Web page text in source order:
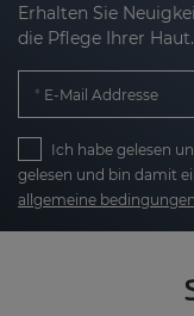
Elastizität
beiträgt.
maßgeblich
Erhalten Sie
die Pflege Ihrer Haut.
E-Mail Addresse
Ich habe gelesen
gelesen und bin damit
allgemeine bedingungen